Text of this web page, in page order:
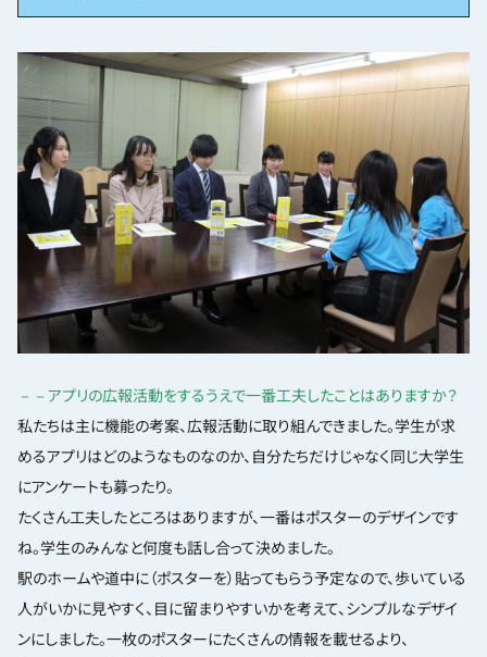
－－アプリの広報活動をするうえで一番工夫したことはありますか？
私たちは主に機能の考案、広報活動に取り組んできました。学生が求
めるアプリはどのようなものなのか、自分たちだけじゃなく同じ大学生
にアンケートも募ったり。
たくさん工夫したところはありますが、一番はポスターのデザインです
ね。学生のみんなと何度も話し合って決めました。
駅のホームや道中に（ポスターを）貼ってもらう予定なので、歩いている
人がいかに見やすく、目に留まりやすいかを考えて、シンプルなデザイ
ンにしました。一枚のポスターにたくさんの情報を載せるより、